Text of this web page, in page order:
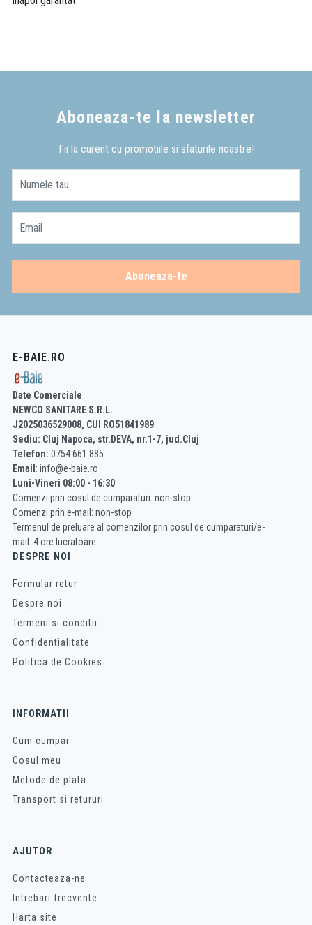
Aboneaza-te la newsletter
Fii la curent cu promotiile si sfaturile noastre!
Numele tau
Email
Aboneaza-te
E-BAIE.RO
Date Comerciale
NEWCO SANITARE S.R.L.
J2025036529008, CUI RO51841989
Sediu: Cluj Napoca, str.DEVA, nr.1-7, jud.Cluj
Telefon: 0754 661 885
Email : info@e-baie.ro
Luni-Vineri 08:00 - 16:30
Comenzi prin cosul de cumparaturi: non-stop
Comenzi prin e-mail: non-stop
Termenul de preluare al comenzilor prin cosul de cumparaturi/e-
mail: 4 ore lucratoare
DESPRE NOI
Formular retur
Despre noi
Termeni si conditii
Confidentialitate
Politica de Cookies
INFORMATII
Cum cumpar
Cosul meu
Metode de plata
Transport si retururi
AJUTOR
Contacteaza-ne
Intrebari frecvente
Harta site